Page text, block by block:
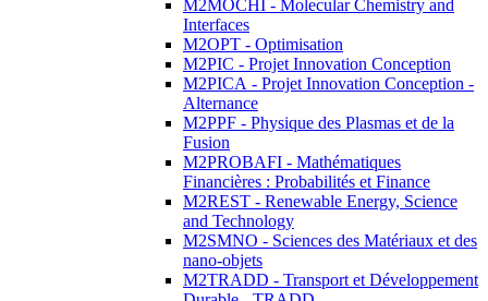
M2MOCHI - Molecular Chemistry and
Interfaces
M2OPT - Optimisation
M2PIC - Projet Innovation Conception
M2PICA - Projet Innovation Conception -
Alternance
M2PPF - Physique des Plasmas et de la
Fusion
M2PROBAFI - Mathématiques
Financières : Probabilités et Finance
M2REST - Renewable Energy, Science
and Technology
M2SMNO - Sciences des Matériaux et des
nano-objets
M2TRADD - Transport et Développement